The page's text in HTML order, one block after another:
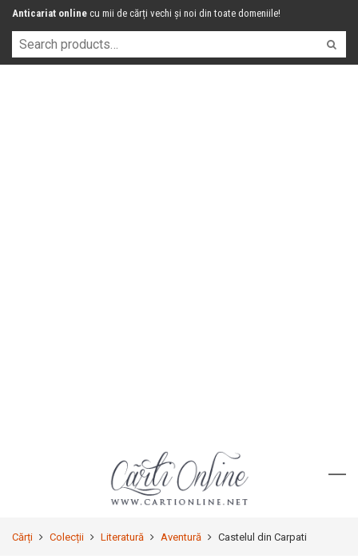
Anticariat online cu mii de cărți vechi și noi din toate domeniile!
Cărți Colecții Literatură Aventură Castelul din Carpati